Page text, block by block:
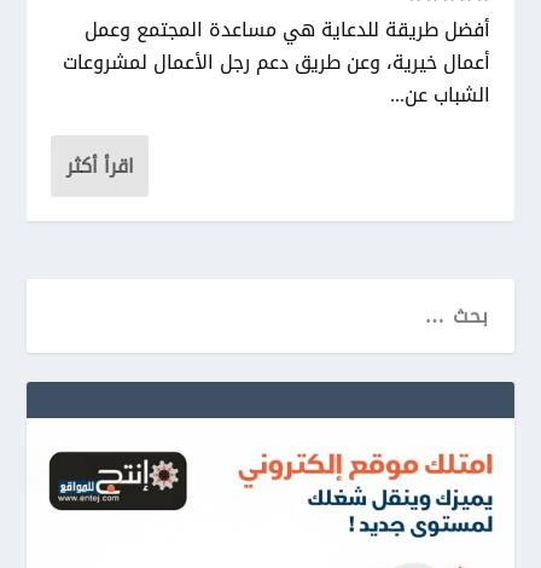
أفضل طريقة للدعاية هي مساعدة المجتمع وعمل
أعمال خيرية، وعن طريق دعم رجل الأعمال لمشروعات
الشباب عن...
اقرأ أكثر